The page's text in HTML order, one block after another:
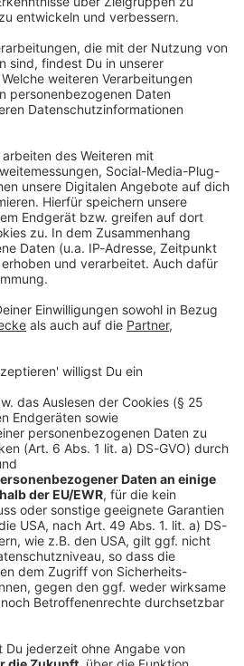
uns etwas sagen?
Hotline
© dpa-infocom, dpa:260519-930-101097/1
– über 1.000 Tiere